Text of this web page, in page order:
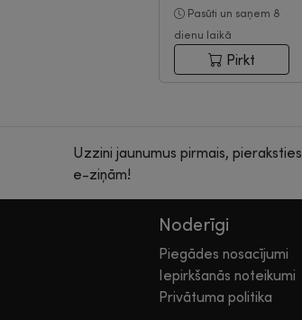
Pasūti un saņem 8
dienu laikā
Pirkt
Uzzini jaunumus pirmais, pieraksties
e-ziņām!
Noderīgi
Piegādes nosacījumi
Iepirkšanās noteikumi
Privātuma politika